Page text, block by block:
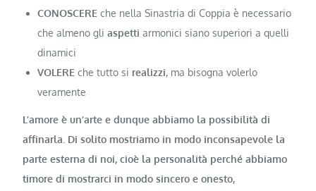
CONOSCERE che nella Sinastria di Coppia è necessario
che almeno gliaspetti armonici siano superiori a quelli
dinamici
VOLERE che tutto si realizzi, ma bisogna volerlo
veramente
L’amore è un’arte e dunque abbiamo la possibilità di
affinarla. Di solito mostriamo in modo inconsapevole la
parte esterna di noi, cioè la personalità perché abbiamo
timore di mostrarci in modo sincero e onesto,